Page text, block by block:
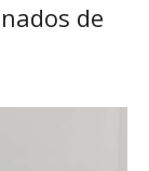
de